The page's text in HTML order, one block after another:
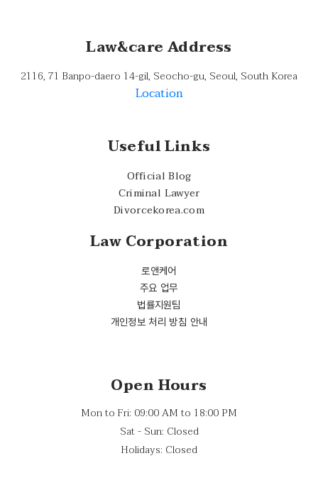
Law&care Address
2116, 71 Banpo-daero 14-gil, Seocho-gu, Seoul, South Korea
Location
Useful Links
Official Blog
Criminal Lawyer
Divorcekorea.com
Law Corporation
로앤케어
주요 업무
법률지원팀
개인정보 처리 방침 안내
Open Hours
Mon to Fri: 09:00 AM to 18:00 PM
Sat - Sun: Closed
Holidays: Closed